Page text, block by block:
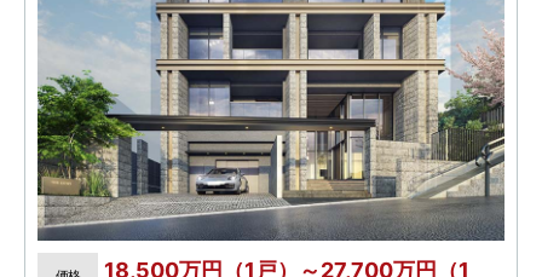
18,500万円（1戸）～27,700万円（1